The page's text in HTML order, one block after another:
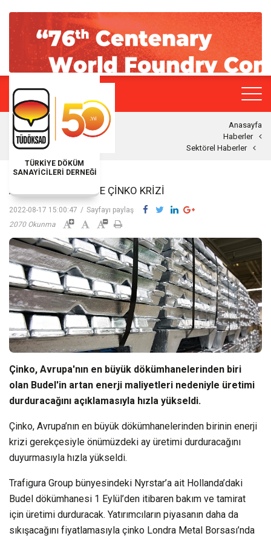
TÜRKİYE DÖKÜM
SANAYİCİLERİ DERNEĞİ
Anasayfa
Haberler
Sektörel Haberler
AVRUPA'DA ŞIMDI DE ÇINKO KRIZI
2022-08-17 15:00:47 / Sayfayı paylaş
2070 Okunma
Çinko, Avrupa'nın en büyük dökümhanelerinden biri
olan Budel'in artan enerji maliyetleri nedeniyle üretimi
durduracağını açıklamasıyla hızla yükseldi.
Çinko, Avrupa’nın en büyük dökümhanelerinden birinin enerji
krizi gerekçesiyle önümüzdeki ay üretimi durduracağını
duyurmasıyla hızla yükseldi.
Trafigura Group bünyesindeki Nyrstar’a ait Hollanda’daki
Budel dökümhanesi 1 Eylül’den itibaren bakım ve tamirat
için üretimi durduracak. Yatırımcıların piyasanın daha da
sıkışacağını fiyatlamasıyla çinko Londra Metal Borsası’nda